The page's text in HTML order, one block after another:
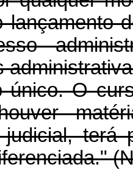
lançamento
único. O
judicial, terá